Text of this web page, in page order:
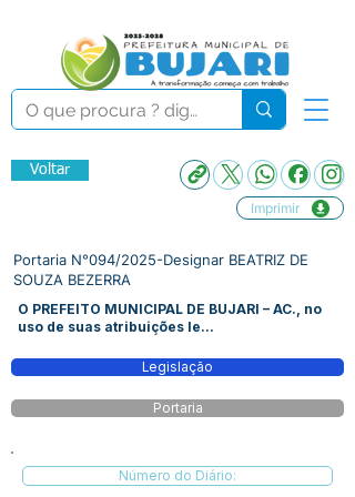
Voltar
Imprimir
Portaria N°094/2025-Designar BEATRIZ DE
SOUZA BEZERRA
O PREFEITO MUNICIPAL DE BUJARI – AC., no
uso de suas atribuições le...
Legislação
Portaria
Número do Diário: